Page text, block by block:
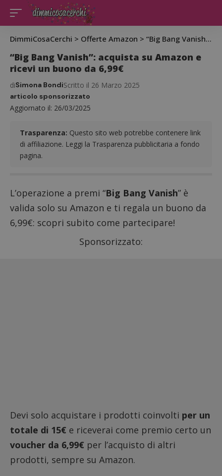
DimmiCosaCerchi > Offerte Amazon > “Big Bang Vanish”: acquista su Amazon e ricevi un buono da 6,99€
“Big Bang Vanish”: acquista su Amazon e
ricevi un buono da 6,99€
Aggiornato il: 26/03/2025
diSimona BondiScritto il 26 Marzo 2025
articolo sponsorizzato
Trasparenza: Questo sito web potrebbe contenere link
di affiliazione. Leggi la Trasparenza pubblicitaria a fondo
pagina.
L’operazione a premi “Big Bang Vanish” è
valida solo su Amazon e ti regala un buono da
6,99€: scopri subito come partecipare!
Sponsorizzato:
Devi solo acquistare i prodotti coinvolti per un
totale di 15€ e riceverai come premio certo un
voucher da 6,99€ per l’acquisto di altri
prodotti, sempre su Amazon.